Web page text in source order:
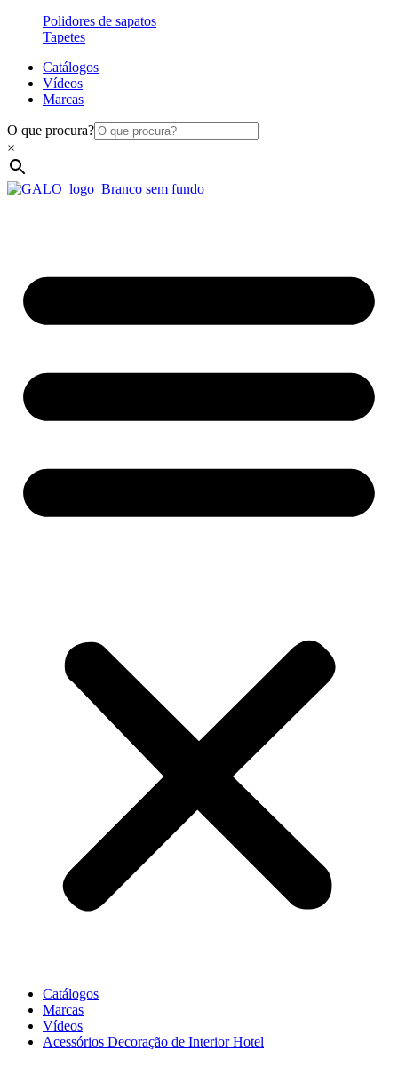
Polidores de sapatos
Tapetes
Catálogos
Vídeos
Marcas
O que procura?
×
Catálogos
Marcas
Vídeos
Acessórios Decoração de Interior Hotel